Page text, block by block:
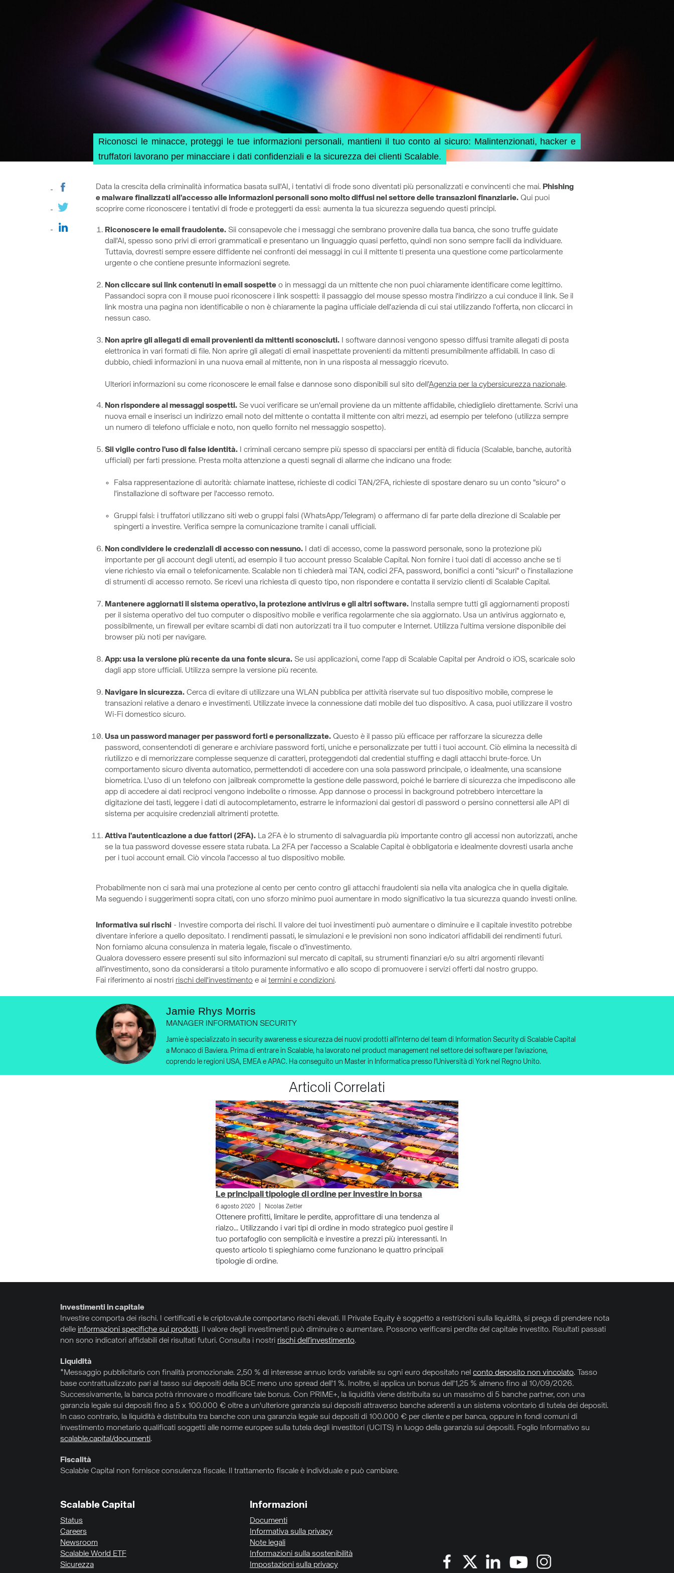
Riconosci le minacce, proteggi le tue informazioni personali, mantieni il tuo conto al sicuro: Malintenzionati, hacker e
truffatori lavorano per minacciare i dati confidenziali e la sicurezza dei clienti Scalable.
Data la crescita della criminalità informatica basata sull'AI, i tentativi di frode sono diventati più personalizzati e convincenti che mai. Phishing
e malware finalizzati all'accesso alle informazioni personali sono molto diffusi nel settore delle transazioni finanziarie. Qui puoi
scoprire come riconoscere i tentativi di frode e proteggerti da essi: aumenta la tua sicurezza seguendo questi principi.
Riconoscere le email fraudolente. Sii consapevole che i messaggi che sembrano provenire dalla tua banca, che sono truffe guidate
dall'AI, spesso sono privi di errori grammaticali e presentano un linguaggio quasi perfetto, quindi non sono sempre facili da individuare.
Tuttavia, dovresti sempre essere diffidente nei confronti dei messaggi in cui il mittente ti presenta una questione come particolarmente
urgente o che contiene presunte informazioni segrete.
Non cliccare sui link contenuti in email sospette o in messaggi da un mittente che non puoi chiaramente identificare come legittimo.
Passandoci sopra con il mouse puoi riconoscere i link sospetti: il passaggio del mouse spesso mostra l'indirizzo a cui conduce il link. Se il
link mostra una pagina non identificabile o non è chiaramente la pagina ufficiale dell'azienda di cui stai utilizzando l'offerta, non cliccarci in
nessun caso.
Non aprire gli allegati di email provenienti da mittenti sconosciuti. I software dannosi vengono spesso diffusi tramite allegati di posta
elettronica in vari formati di file. Non aprire gli allegati di email inaspettate provenienti da mittenti presumibilmente affidabili. In caso di
dubbio, chiedi informazioni in una nuova email al mittente, non in una risposta al messaggio ricevuto.
Ulteriori informazioni su come riconoscere le email false e dannose sono disponibili sul sito dell’Agenzia per la cybersicurezza nazionale.
Non rispondere ai messaggi sospetti. Se vuoi verificare se un'email proviene da un mittente affidabile, chiediglielo direttamente. Scrivi una
nuova email e inserisci un indirizzo email noto del mittente o contatta il mittente con altri mezzi, ad esempio per telefono (utilizza sempre
un numero di telefono ufficiale e noto, non quello fornito nel messaggio sospetto).
Sii vigile contro l'uso di false identità. I criminali cercano sempre più spesso di spacciarsi per entità di fiducia (Scalable, banche, autorità
ufficiali) per farti pressione. Presta molta attenzione a questi segnali di allarme che indicano una frode:
Falsa rappresentazione di autorità: chiamate inattese, richieste di codici TAN/2FA, richieste di spostare denaro su un conto "sicuro" o
l'installazione di software per l'accesso remoto.
Gruppi falsi: i truffatori utilizzano siti web o gruppi falsi (WhatsApp/Telegram) o affermano di far parte della direzione di Scalable per
spingerti a investire. Verifica sempre la comunicazione tramite i canali ufficiali.
Non condividere le credenziali di accesso con nessuno. I dati di accesso, come la password personale, sono la protezione più
importante per gli account degli utenti, ad esempio il tuo account presso Scalable Capital. Non fornire i tuoi dati di accesso anche se ti
viene richiesto via email o telefonicamente. Scalable non ti chiederà mai TAN, codici 2FA, password, bonifici a conti "sicuri" o l'installazione
di strumenti di accesso remoto. Se ricevi una richiesta di questo tipo, non rispondere e contatta il servizio clienti di Scalable Capital.
Mantenere aggiornati il sistema operativo, la protezione antivirus e gli altri software. Installa sempre tutti gli aggiornamenti proposti
per il sistema operativo del tuo computer o dispositivo mobile e verifica regolarmente che sia aggiornato. Usa un antivirus aggiornato e,
possibilmente, un firewall per evitare scambi di dati non autorizzati tra il tuo computer e Internet. Utilizza l'ultima versione disponibile dei
browser più noti per navigare.
App: usa la versione più recente da una fonte sicura. Se usi applicazioni, come l'app di Scalable Capital per Android o iOS, scaricale solo
dagli app store ufficiali. Utilizza sempre la versione più recente.
Navigare in sicurezza. Cerca di evitare di utilizzare una WLAN pubblica per attività riservate sul tuo dispositivo mobile, comprese le
transazioni relative a denaro e investimenti. Utilizzate invece la connessione dati mobile del tuo dispositivo. A casa, puoi utilizzare il vostro
Wi-Fi domestico sicuro.
Usa un password manager per password forti e personalizzate. Questo è il passo più efficace per rafforzare la sicurezza delle
password, consentendoti di generare e archiviare password forti, uniche e personalizzate per tutti i tuoi account. Ciò elimina la necessità di
riutilizzo e di memorizzare complesse sequenze di caratteri, proteggendoti dal credential stuffing e dagli attacchi brute-force. Un
comportamento sicuro diventa automatico, permettendoti di accedere con una sola password principale, o idealmente, una scansione
biometrica. L'uso di un telefono con jailbreak compromette la gestione delle password, poiché le barriere di sicurezza che impediscono alle
app di accedere ai dati reciproci vengono indebolite o rimosse. App dannose o processi in background potrebbero intercettare la
digitazione dei tasti, leggere i dati di autocompletamento, estrarre le informazioni dai gestori di password o persino connettersi alle API di
sistema per acquisire credenziali altrimenti protette.
Attiva l'autenticazione a due fattori (2FA). La 2FA è lo strumento di salvaguardia più importante contro gli accessi non autorizzati, anche
se la tua password dovesse essere stata rubata. La 2FA per l'accesso a Scalable Capital è obbligatoria e idealmente dovresti usarla anche
per i tuoi account email. Ciò vincola l'accesso al tuo dispositivo mobile.
Probabilmente non ci sarà mai una protezione al cento per cento contro gli attacchi fraudolenti sia nella vita analogica che in quella digitale.
Ma seguendo i suggerimenti sopra citati, con uno sforzo minimo puoi aumentare in modo significativo la tua sicurezza quando investi online.
Informativa sui rischi - Investire comporta dei rischi. Il valore dei tuoi investimenti può aumentare o diminuire e il capitale investito potrebbe
diventare inferiore a quello depositato. I rendimenti passati, le simulazioni e le previsioni non sono indicatori affidabili dei rendimenti futuri.
Non forniamo alcuna consulenza in materia legale, fiscale o d’investimento.
Qualora dovessero essere presenti sul sito informazioni sul mercato di capitali, su strumenti finanziari e/o su altri argomenti rilevanti
all’investimento, sono da considerarsi a titolo puramente informativo e allo scopo di promuovere i servizi offerti dal nostro gruppo.
Fai riferimento ai nostri rischi dell'investimento e ai termini e condizioni.
Jamie Rhys Morris
MANAGER INFORMATION SECURITY
Jamie è specializzato in security awareness e sicurezza dei nuovi prodotti all'interno del team di Information Security di Scalable Capital
a Monaco di Baviera. Prima di entrare in Scalable, ha lavorato nel product management nel settore dei software per l'aviazione,
coprendo le regioni USA, EMEA e APAC. Ha conseguito un Master in Informatica presso l'Università di York nel Regno Unito.
Articoli Correlati
Le principali tipologie di ordine per investire in borsa
6 agosto 2020| Nicolas Zeitler
Ottenere profitti, limitare le perdite, approfittare di una tendenza al
rialzo... Utilizzando i vari tipi di ordine in modo strategico puoi gestire il
tuo portafoglio con semplicità e investire a prezzi più interessanti. In
questo articolo ti spieghiamo come funzionano le quattro principali
tipologie di ordine.
Investimenti in capitale
Investire comporta dei rischi. I certificati e le criptovalute comportano rischi elevati. Il Private Equity è soggetto a restrizioni sulla liquidità, si prega di prendere nota
delle informazioni specifiche sui prodotti. Il valore degli investimenti può diminuire o aumentare. Possono verificarsi perdite del capitale investito. Risultati passati
non sono indicatori affidabili dei risultati futuri. Consulta i nostri rischi dell’investimento.
Liquidità
*Messaggio pubblicitario con finalità promozionale. 2,50 % di interesse annuo lordo variabile su ogni euro depositato nel conto deposito non vincolato. Tasso
base contrattualizzato pari al tasso sui depositi della BCE meno uno spread dell'1 %. Inoltre, si applica un bonus dell'1,25 % almeno fino al 10/09/2026.
Successivamente, la banca potrà rinnovare o modificare tale bonus. Con PRIME+, la liquidità viene distribuita su un massimo di 5 banche partner, con una
garanzia legale sui depositi fino a 5 x 100.000 € oltre a un'ulteriore garanzia sui depositi attraverso banche aderenti a un sistema volontario di tutela dei depositi.
In caso contrario, la liquidità è distribuita tra banche con una garanzia legale sui depositi di 100.000 € per cliente e per banca, oppure in fondi comuni di
investimento monetario qualificati soggetti alle norme europee sulla tutela degli investitori (UCITS) in luogo della garanzia sui depositi. Foglio Informativo su
scalable.capital/documenti.
Fiscalità
Scalable Capital non fornisce consulenza fiscale. Il trattamento fiscale è individuale e può cambiare.
Scalable Capital
Status
Careers
Newsroom
Scalable World ETF
Sicurezza
Informazioni
Documenti
Informativa sulla privacy
Note legali
Informazioni sulla sostenibilità
Impostazioni sulla privacy